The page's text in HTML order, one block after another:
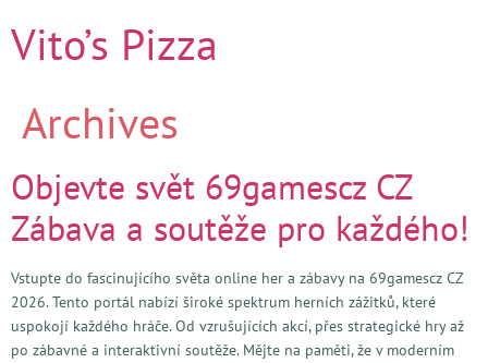
Vito’s Pizza
Archives
Objevte svět 69gamescz CZ
Zábava a soutěže pro každého!
Vstupte do fascinujícího světa online her a zábavy na 69gamescz CZ
2026. Tento portál nabízí široké spektrum herních zážitků, které
uspokojí každého hráče. Od vzrušujících akcí, přes strategické hry až
po zábavné a interaktivní soutěže. Mějte na paměti, že v moderním